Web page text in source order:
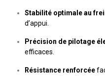
Stabilité optimale au
d’appui.
Précision de pilotage
efficaces.
Résistance renforcée